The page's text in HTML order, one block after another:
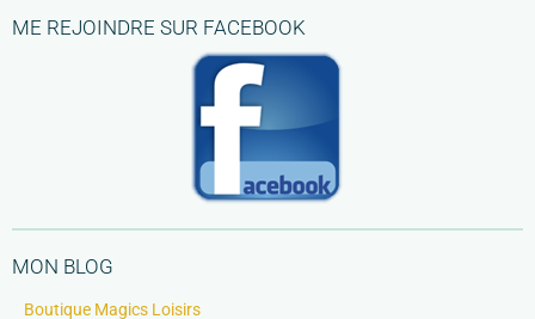
ME REJOINDRE SUR FACEBOOK
MON BLOG
Boutique Magics Loisirs